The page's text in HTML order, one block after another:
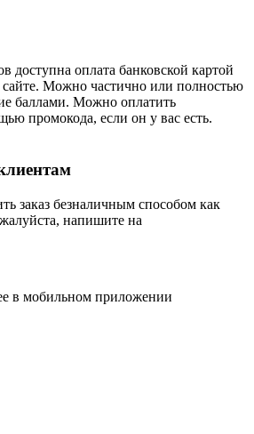
доступна оплата банковской картой
Можно частично или полностью
баллами. Можно оплатить
промокода, если он у вас есть.
заказ безналичным способом как
напишите на
в мобильном приложении